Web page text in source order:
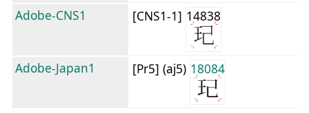
Adobe-CNS1
[CNS1-1] 14838
Adobe-Japan1 [Pr5] (aj5) 18084